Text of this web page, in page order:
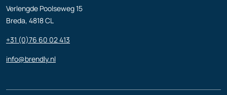
Verlengde Poolseweg 15
Breda, 4818 CL
+31 (0)76 60 02 413
info@brendly.nl